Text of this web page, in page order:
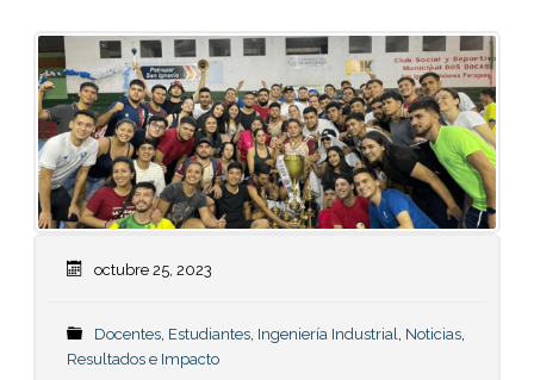
octubre 25, 2023
Docentes, Estudiantes, Ingeniería Industrial, Noticias,
Resultados e Impacto